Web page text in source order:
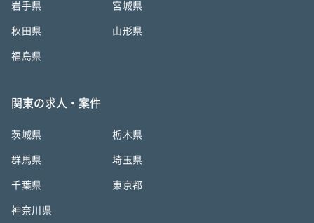
岩手県 宮城県
秋田県 山形県
福島県
関東の求人・案件
茨城県 栃木県
群馬県 埼玉県
千葉県 東京都
神奈川県